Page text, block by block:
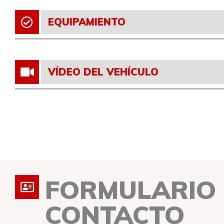
EQUIPAMIENTO
VÍDEO DEL VEHÍCULO
FORMULARIO
CONTACTO